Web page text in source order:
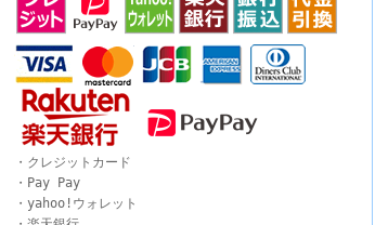
・クレジットカード
・Pay Pay
・yahoo!ウォレット